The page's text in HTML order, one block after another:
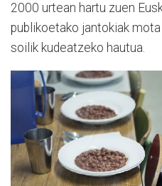
2000 urtean hartu zuen
publikoetako jantokiak
soilik kudeatzeko hautua.